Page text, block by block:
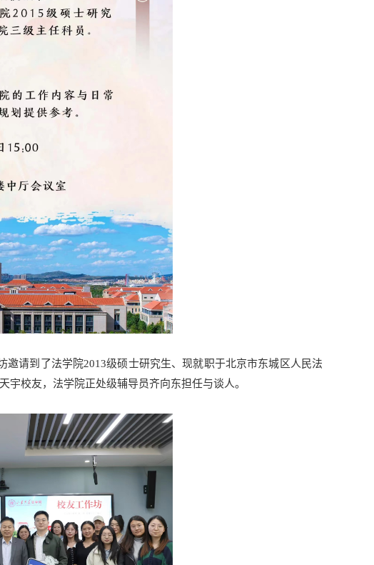
请到了法学院2013级硕士研究生、现就职于北京市东城区人民法
宇校友，法学院正处级辅导员齐向东担任与谈人。